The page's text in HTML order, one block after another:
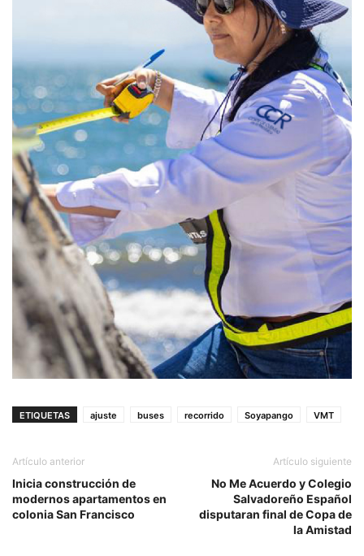
ETIQUETAS ajuste buses recorrido Soyapango VMT
Artículo anterior
Inicia construcción de
modernos apartamentos en
colonia San Francisco
Artículo siguiente
No Me Acuerdo y Colegio
Salvadoreño Español
disputaran final de Copa de
la Amistad